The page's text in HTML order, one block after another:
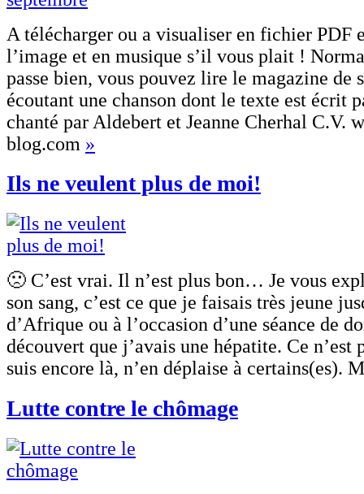
A télécharger ou a visualiser en fichier PDF
l’image et en musique s’il vous plait !
passe bien, vous pouvez lire le magazine de
écoutant une chanson dont le texte est écrit
chanté par Aldebert et Jeanne Cherhal C.V.
blog.com »
Ils ne veulent plus de moi!
🙁 C’est vrai. Il n’est plus bon… Je vous
son sang, c’est ce que je faisais très jeune
d’Afrique ou à l’occasion d’une séance de
découvert que j’avais une hépatite. Ce n’est
suis encore là, n’en déplaise à certains(es).
Lutte contre le chômage